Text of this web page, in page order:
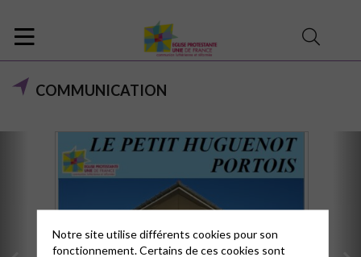
COMMUNICATION
Notre site utilise différents cookies pour son
fonctionnement. Certains de ces cookies sont